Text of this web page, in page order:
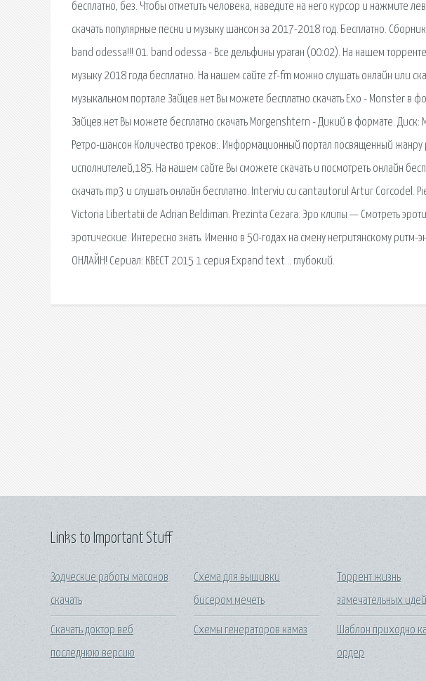
бесплатно, без. Чтобы отметить человека, наведите на него курсор и нажмите
скачать популярные песни и музыку шансон за 2017-2018 год. Бесплатно.
band odessa!!! 01. band odessa - Все дельфины ураган (00:02). На нашем
музыку 2018 года бесплатно. На нашем сайте zf-fm можно слушать онлайн или
музыкальном портале Зайцев.нет Вы можете бесплатно скачать Exo - Monster в
Зайцев.нет Вы можете бесплатно скачать Morgenshtern - Дикий в формате. Диск:
Ретро-шансон Количество треков:. Информационный портал посвященный
исполнителей,185. На нашем сайте Вы сможете скачать и посмотреть онлайн
скачать mp3 и слушать онлайн бесплатно. Interviu cu cantautorul Artur Corcodel.
Victoria Libertatii de Adrian Beldiman. Prezinta Cezara. Эро клипы — Смотреть
эротические. Интересно знать. Именно в 50-годах на смену негритянскому
ОНЛАЙН! Сериал: КВЕСТ 2015 1 серия Expand text… глубокий.
Links to Important Stuff
Зодческие работы масонов
скачать
Скачать доктор веб
последнюю версию
Схема для вышивки
бисером мечеть
Схемы генераторов камаз
Торрент жизнь
замечательных идей
Шаблон приходно
ордер